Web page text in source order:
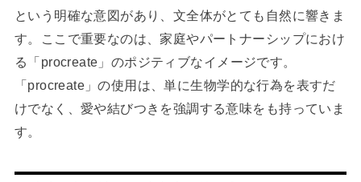
という明確な意図があり、文全体がとても自然に響きま
す。ここで重要なのは、家庭やパートナーシップにおけ
る「procreate」のポジティブなイメージです。
「procreate」の使用は、単に生物学的な行為を表すだ
けでなく、愛や結びつきを強調する意味をも持っていま
す。